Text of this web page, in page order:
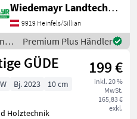
Preis-
Verhältnis +
260 mm +
gesamt 1045
Wiedemayr Landtechnik GmbH
9919 Heinfels/Sillian
Premium Plus Händler
GÜDE 199 €
inkl. 20 %
MwSt.
165,83 €
exkl.
Bj. 2023 10 cm
Holztechnik